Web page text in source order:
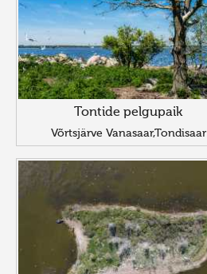
Tontide pelgupaik
Võrtsjärve Vanasaar,Tondisaar